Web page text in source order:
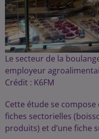
Le secteur de la
employeur
Crédit : K6FM
Cette étude se compose
fiches sectorielles
produits) et d’une fiche